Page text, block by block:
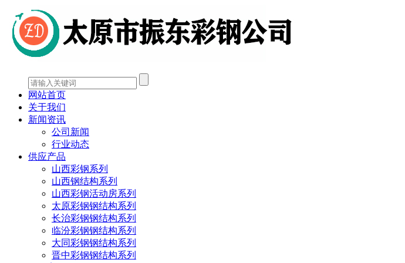
网站首页
关于我们
新闻资讯
公司新闻
行业动态
供应产品
山西彩钢系列
山西钢结构系列
山西彩钢活动房系列
太原彩钢钢结构系列
长治彩钢钢结构系列
临汾彩钢钢结构系列
大同彩钢钢结构系列
晋中彩钢钢结构系列